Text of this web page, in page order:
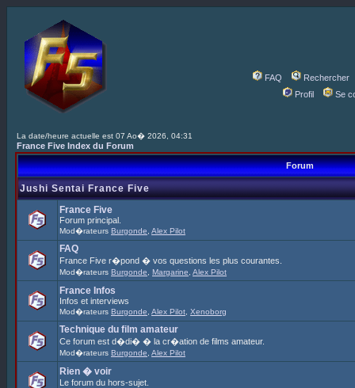
FAQ
Rechercher
Profil
Se
La date/heure actuelle est 07 Ao� 2026, 04:31
France Five Index du Forum
Forum
Jushi Sentai France Five
France Five
Forum principal.
Mod�rateurs Burgonde Alex Pilot
FAQ
France Five r�pond � vos questions les plus courantes.
Mod�rateurs Burgonde Margarine Alex Pilot
France Infos
Infos et interviews
Mod�rateurs Burgonde Alex Pilot Xenoborg
Technique du film amateur
Ce forum est d�di� � la cr�ation de films amateur.
Mod�rateurs Burgonde Alex Pilot
Rien � voir
Le forum du hors-sujet.